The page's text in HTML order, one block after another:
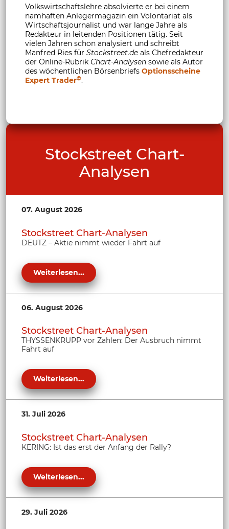
Volkswirtschaftslehre absolvierte er bei einem
namhaften Anlegermagazin ein Volontariat als
Wirtschaftsjournalist und war lange Jahre als
Redakteur in leitenden Positionen tätig. Seit
vielen Jahren schon analysiert und schreibt
Manfred Ries für Stockstreet.de als Chefredakteur
der Online-Rubrik Chart-Analysen sowie als Autor
des wöchentlichen Börsenbriefs Optionsscheine
Expert Trader©.
Stockstreet Chart-
Analysen
07. August 2026
Stockstreet Chart-Analysen
DEUTZ – Aktie nimmt wieder Fahrt auf
Weiterlesen...
06. August 2026
Stockstreet Chart-Analysen
THYSSENKRUPP vor Zahlen: Der Ausbruch nimmt
Fahrt auf
Weiterlesen...
31. Juli 2026
Stockstreet Chart-Analysen
KERING: Ist das erst der Anfang der Rally?
Weiterlesen...
29. Juli 2026